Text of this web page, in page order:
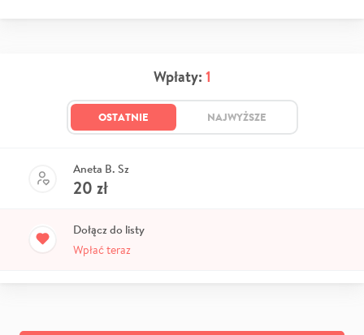
Wpłaty: 1
OSTATNIE NAJWYŻSZE
Aneta B. Sz
20 zł
Dołącz do listy
Wpłać teraz